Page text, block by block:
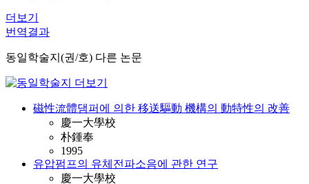
더보기
번역결과
동일학술지(권/호) 다른 논문
磁性流體댐퍼에 의한 移送驅動 機構의 動特性의 改善
慶一大學校
朴鍾奉
1995
유압펌프의 유체전파소음에 관한 연구
慶一大學校